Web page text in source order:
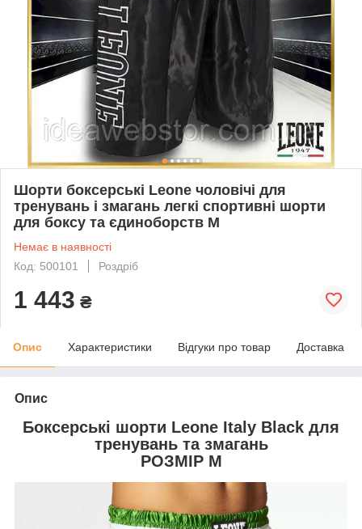
Шорти боксерські Leone чоловічі для
тренувань і змагань легкі спортивні шорти
для боксу та єдиноборств M
Немає в наявності
Код: 500101
Роздріб
1 443 ₴
Опис Характеристики Відгуки про товар Доставка
Опис
Боксерські шорти Leone Italy Black для
тренувань та змагань
РОЗМІР M